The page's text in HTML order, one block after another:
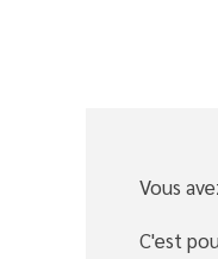
Vous
C'est